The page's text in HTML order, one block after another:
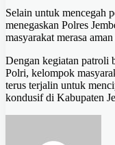
Selain untuk mencegah
menegaskan Polres
masyarakat merasa
Dengan kegiatan patroli
Polri, kelompok
terus terjalin untuk
kondusif di Kabupaten